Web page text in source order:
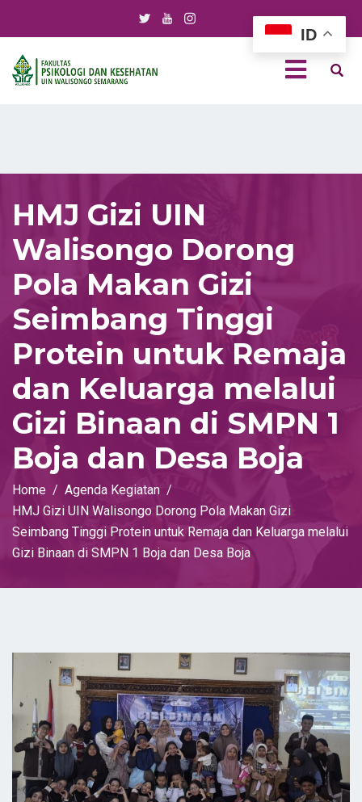
HMJ Gizi UIN
Walisongo Dorong
Pola Makan Gizi
Seimbang Tinggi
Protein untuk Remaja
dan Keluarga melalui
Gizi Binaan di SMPN 1
Boja dan Desa Boja
Home
Agenda Kegiatan
HMJ Gizi UIN Walisongo Dorong Pola Makan Gizi
Seimbang Tinggi Protein untuk Remaja dan Keluarga melalui
Gizi Binaan di SMPN 1 Boja dan Desa Boja
ID